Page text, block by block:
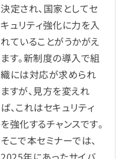
決定され、国家としてセ
キュリティ強化に力を入
れていることがうかがえ
ます。新制度の導入で組
織には対応が求められ
ますが、見方を変えれ
ば、これはセキュリティ
を強化するチャンスです。
そこで本セミナーでは、